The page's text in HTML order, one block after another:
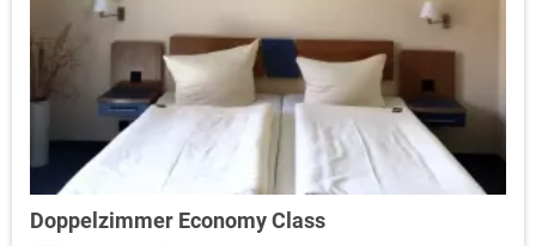
Doppelzimmer Economy Class